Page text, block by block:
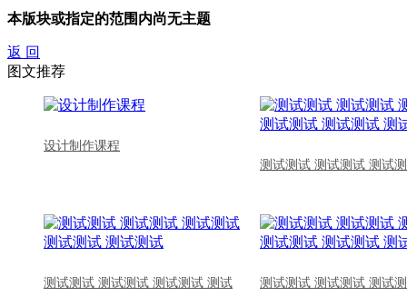
本版块或指定的范围内尚无主题
返 回
图文推荐
设计制作课程
测试测试 测试测试 测试
测试测试 测试测试 测试测试 测试 测试测试 测试测试 测试